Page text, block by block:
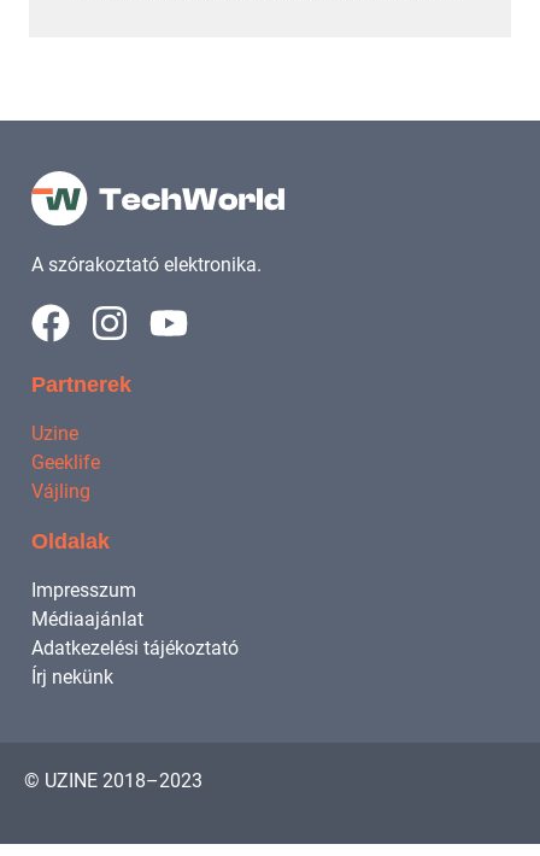
A szórakoztató elektronika.
Partnerek
Uzine
Geeklife
Vájling
Oldalak
Impresszum
Médiaajánlat
Adatkezelési tájékoztató
Írj nekünk
© UZINE 2018–2023